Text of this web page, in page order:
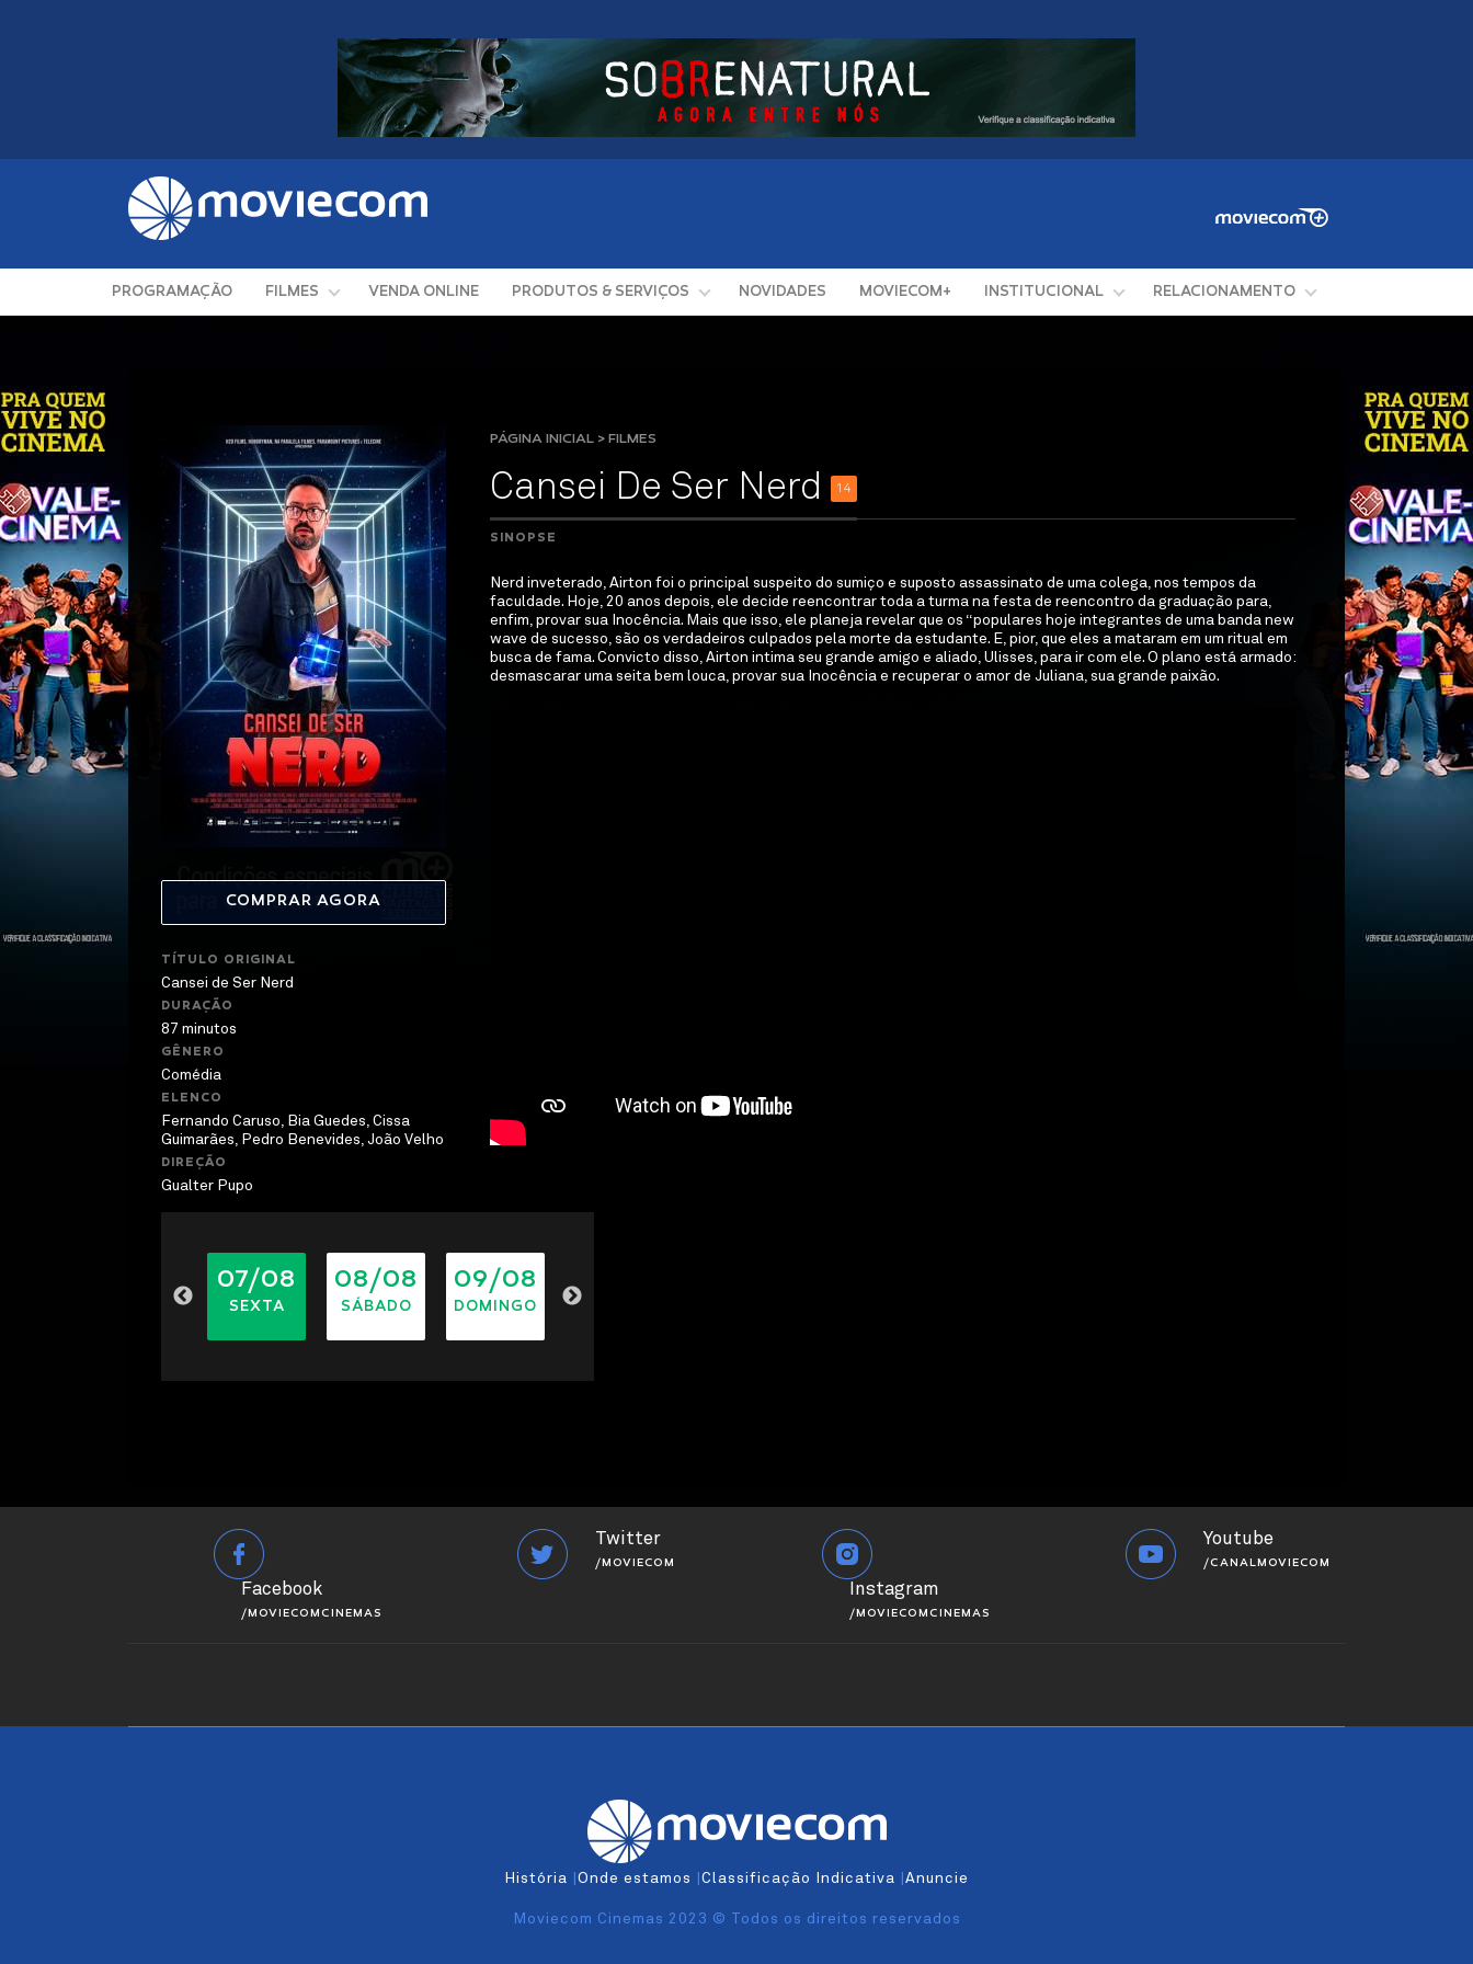
PROGRAMAÇÃO FILMES VENDA ONLINE PRODUTOS & SERVIÇOS NOVIDADES MOVIECOM+ INSTITUCIONAL RELACIONAMENTO
COMPRAR AGORA
TÍTULO ORIGINAL
Cansei de Ser Nerd
DURAÇÃO
87 minutos
GÊNERO
Comédia
ELENCO
Fernando Caruso, Bia Guedes, Cissa
Guimarães, Pedro Benevides, João Velho
DIREÇÃO
Gualter Pupo
PÁGINA INICIAL > FILMES
Cansei De Ser Nerd 14
SINOPSE
Nerd inveterado, Airton foi o principal suspeito do sumiço e suposto assassinato de uma colega, nos tempos da
faculdade. Hoje, 20 anos depois, ele decide reencontrar toda a turma na festa de reencontro da graduação para,
enfim, provar sua Inocência. Mais que isso, ele planeja revelar que os “populares hoje integrantes de uma banda new
wave de sucesso, são os verdadeiros culpados pela morte da estudante. E, pior, que eles a mataram em um ritual em
busca de fama. Convicto disso, Airton intima seu grande amigo e aliado, Ulisses, para ir com ele. O plano está armado:
desmascarar uma seita bem louca, provar sua Inocência e recuperar o amor de Juliana, sua grande paixão.
06/08 07/08
SEXTA
08/08
SÁBADO
09/08
DOMINGO
10/08
SEGUNDA
Facebook
/MOVIECOMCINEMAS
Twitter
/MOVIECOM
Instagram
/MOVIECOMCINEMAS
Youtube
/CANALMOVIECOM
História Onde estamos Classificação Indicativa Anuncie
Moviecom Cinemas 2023 © Todos os direitos reservados